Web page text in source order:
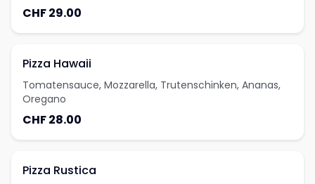
CHF 29.00
Pizza Hawaii
Tomatensauce, Mozzarella, Trutenschinken, Ananas,
Oregano
CHF 28.00
Pizza Rustica